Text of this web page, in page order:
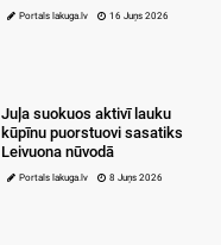
Portals lakuga.lv 16 Juņs 2026
Juļa suokuos aktivī lauku
kūpīnu puorstuovi sasatiks
Leivuona nūvodā
Portals lakuga.lv 8 Juņs 2026